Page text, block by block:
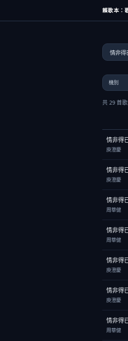
賴歌本：
共 29 首
情非得
庾澄慶
情非得
庾澄慶
情非得
周華健
情非得
周華健
情非得
庾澄慶
情非得
庾澄慶
情非得
周華健